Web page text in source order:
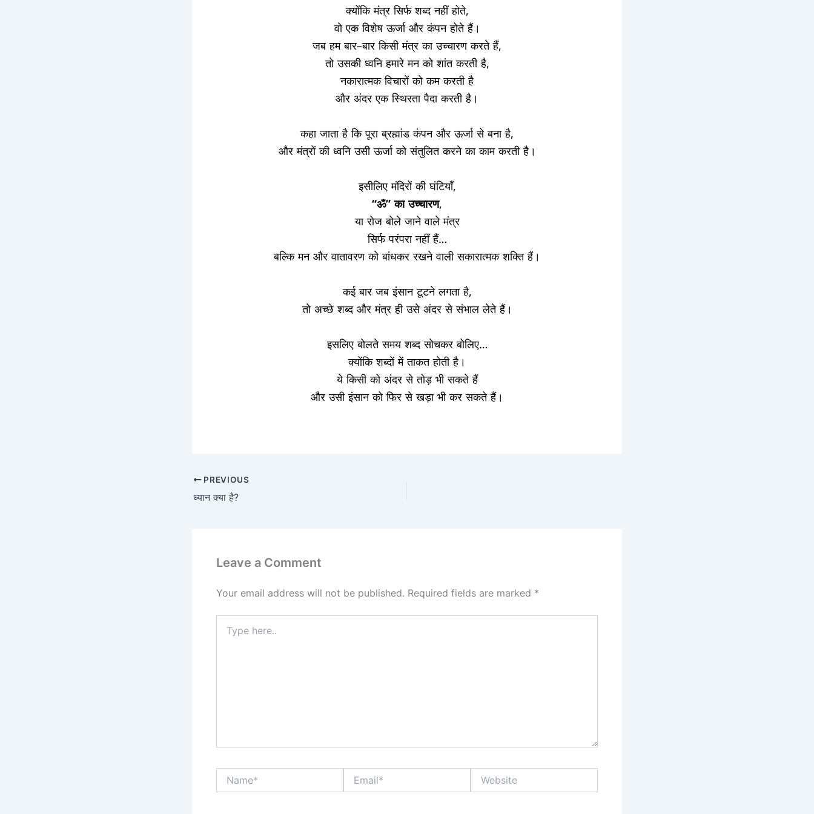
क्योंकि मंत्र सिर्फ शब्द नहीं होते,
वो एक विशेष ऊर्जा और कंपन होते हैं।
जब हम बार–बार किसी मंत्र का उच्चारण करते हैं,
तो उसकी ध्वनि हमारे मन को शांत करती है,
नकारात्मक विचारों को कम करती है
और अंदर एक स्थिरता पैदा करती है।
कहा जाता है कि पूरा ब्रह्मांड कंपन और ऊर्जा से बना है,
और मंत्रों की ध्वनि उसी ऊर्जा को संतुलित करने का काम करती है।
इसीलिए मंदिरों की घंटियाँ,
“ॐ”काउच्चारण,
या रोज बोले जाने वाले मंत्र
सिर्फ परंपरा नहीं हैं…
बल्कि मन और वातावरण को बांधकर रखने वाली सकारात्मक शक्ति हैं।
कई बार जब इंसान टूटने लगता है,
तो अच्छे शब्द और मंत्र ही उसे अंदर से संभाल लेते हैं।
इसलिए बोलते समय शब्द सोचकर बोलिए…
क्योंकि शब्दों में ताकत होती है।
ये किसी को अंदर से तोड़ भी सकते हैं
और उसी इंसान को फिर से खड़ा भी कर सकते हैं।
PREVIOUS
ध्यान क्या है?
Leave a Comment
Your email address will not be published. Required fields are marked *
here..